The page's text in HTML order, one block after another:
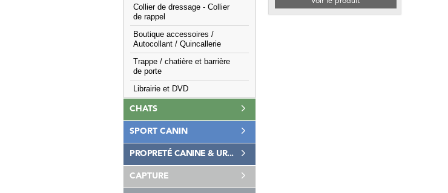
Collier de dressage - Collier
de rappel
Boutique accessoires /
Autocollant / Quincallerie
Trappe / chatière et barrière
de porte
Librairie et DVD
CHATS
SPORT CANIN
PROPRETÉ CANINE & UR...
CAPTURE